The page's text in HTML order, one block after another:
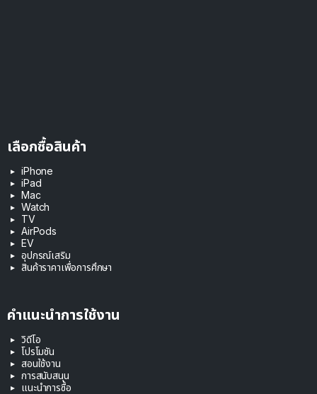
เลือกซื้อสินค้า
iPhone
iPad
Mac
Watch
TV
AirPods
EV
อุปกรณ์เสริม
สินค้าราคาเพื่อการศึกษา
คำแนะนำการใช้งาน
วิดีโอ
โปรโมชัน
สอนใช้งาน
การสนับสนุน
แนะนำการซื้อ